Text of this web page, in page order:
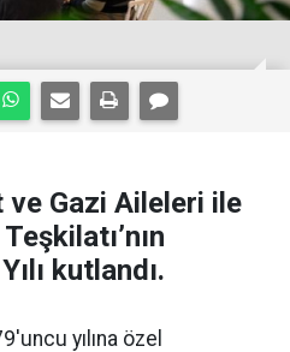
ve Gazi Aileleri ile
kutlandı.
yılına özel